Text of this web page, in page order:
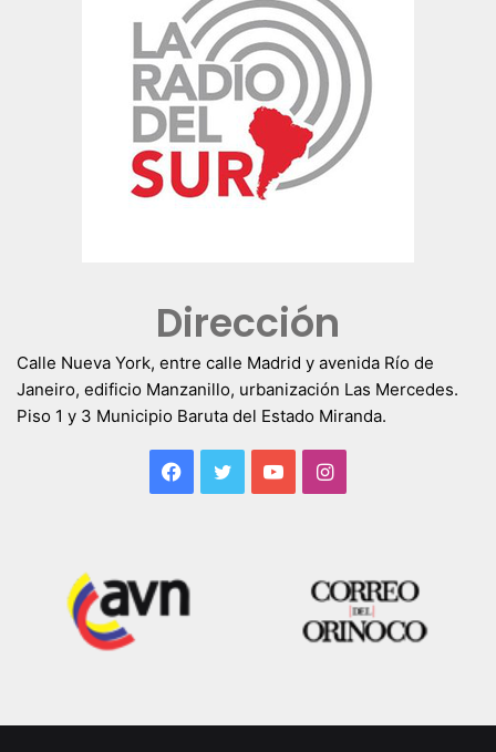
Dirección
Calle Nueva York, entre calle Madrid y avenida Río de
Janeiro, edificio Manzanillo, urbanización Las Mercedes.
Piso 1 y 3 Municipio Baruta del Estado Miranda.
Facebook
TwitterYouTubeInstagram